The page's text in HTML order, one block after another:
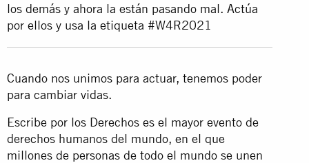
los demás y ahora la están pasando mal. Actúa
por ellos y usa la etiqueta #W4R2021
Cuando nos unimos para actuar, tenemos poder
para cambiar vidas.
Escribe por los Derechos es el mayor evento de
derechos humanos del mundo, en el que
millones de personas de todo el mundo se unen